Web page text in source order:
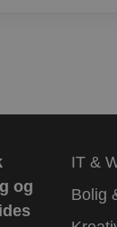
og
IT &
Bolig